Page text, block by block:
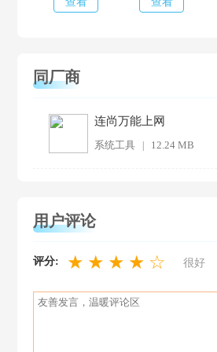
同厂商
连尚万能上网
系统工具 | 12.24 MB
用户评论
评分: ★ ★ ★ ★ ☆ 很好